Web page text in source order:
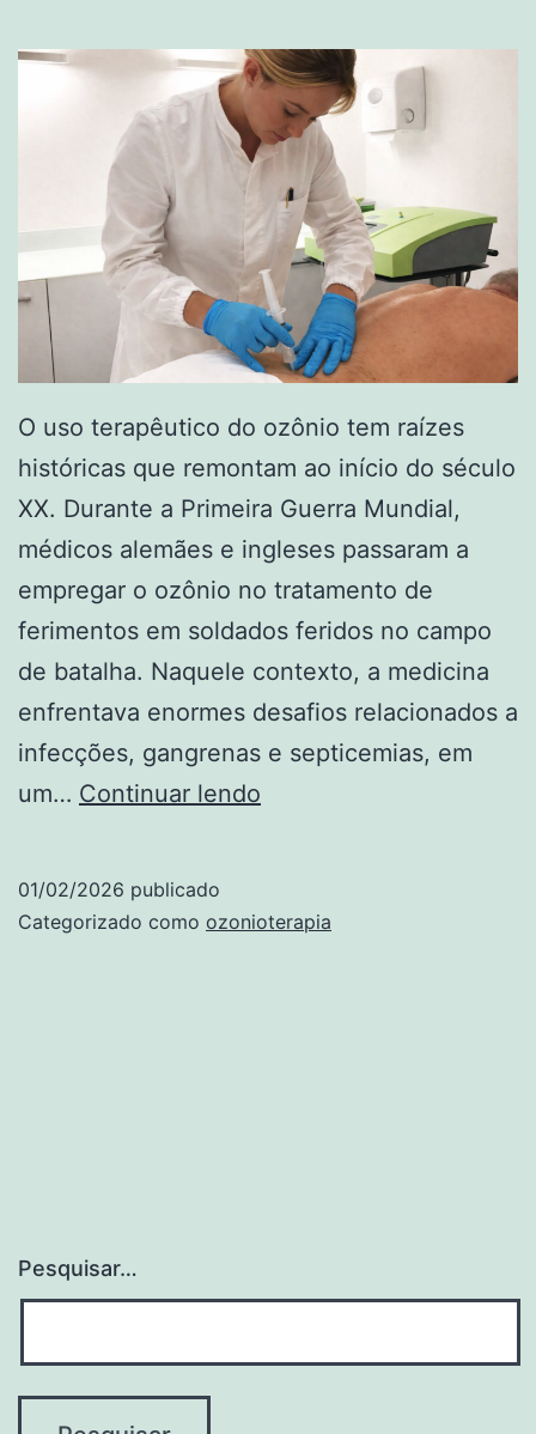
O uso terapêutico do ozônio tem raízes
históricas que remontam ao início do século
XX. Durante a Primeira Guerra Mundial,
médicos alemães e ingleses passaram a
empregar o ozônio no tratamento de
ferimentos em soldados feridos no campo
de batalha. Naquele contexto, a medicina
enfrentava enormes desafios relacionados a
infecções, gangrenas e septicemias, em
um… Continuar lendo
ozônio
01/02/2026 publicado
Categorizado como ozonioterapia
Pesquisar…